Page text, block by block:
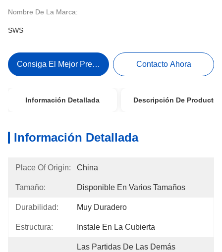
Nombre De La Marca:
SWS
Consiga El Mejor Precio Contacto Ahora
Información Detallada Descripción De Producto
Información Detallada
Place Of Origin: China
Tamaño: Disponible En Varios Tamaños
Durabilidad: Muy Duradero
Estructura: Instale En La Cubierta
Las Partidas De Las Demás